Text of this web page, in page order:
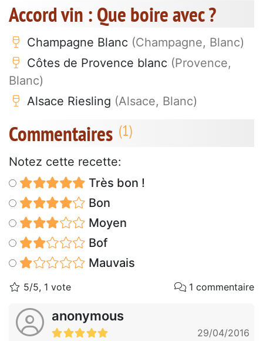
Accord vin : Que boire avec ?
Champagne Blanc (Champagne, Blanc)
Côtes de Provence blanc (Provence,
Blanc)
Alsace Riesling (Alsace, Blanc)
Commentaires
Notez cette recette:
Très bon !
Bon
Moyen
Bof
Mauvais
5/5, 1 vote 1 commentaire
anonymous
29/04/2016